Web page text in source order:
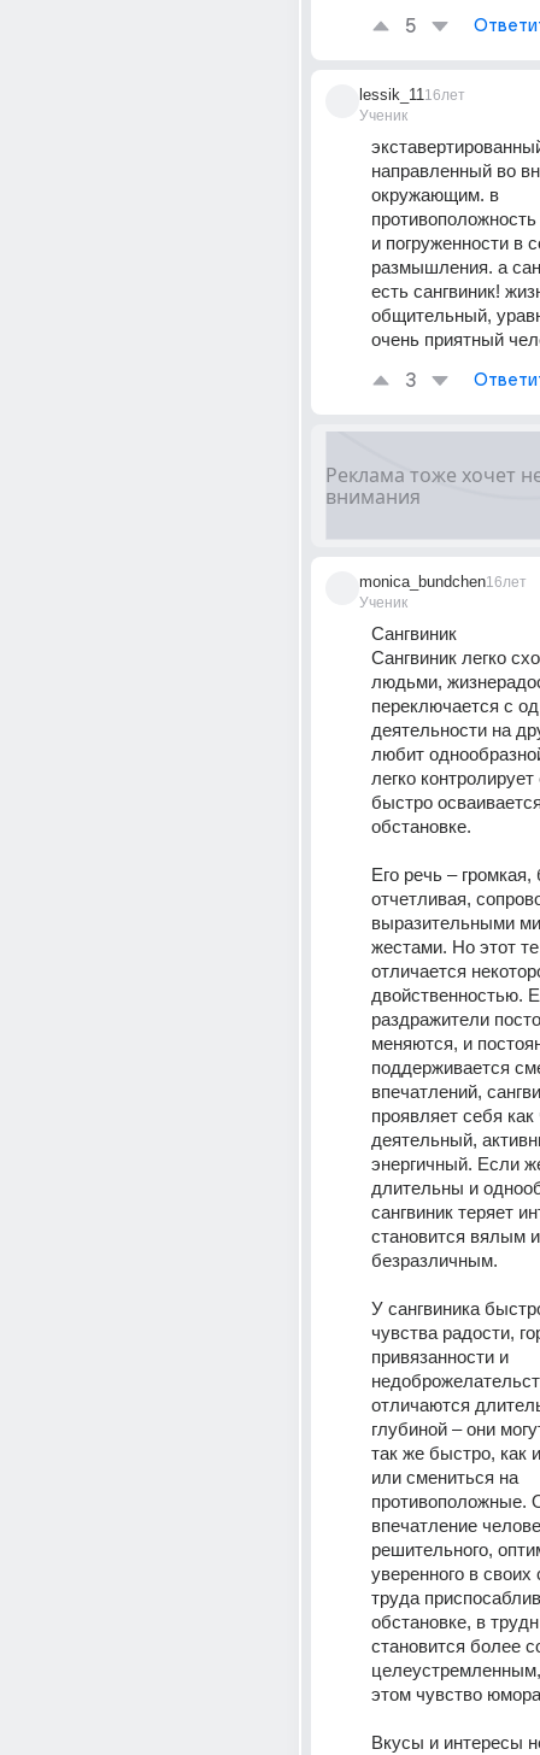
5
lessik_11
Ученик
16лет
направленный во
окружающим. в
и погруженности в
размышления. а
есть сангвиник!
общительный,
очень приятный
3
monica_bundchen
Ученик
16лет
Сангвиник
Сангвиник легко
людьми,
переключается с
деятельности на
любит
легко
быстро
обстановке.
Его речь –
отчетливая,
выразительными
жестами. Но этот
отличается
двойственностью.
раздражители
меняются, и
поддерживается
впечатлений,
проявляет себя как
деятельный,
энергичный. Если
длительны и
сангвиник теряет
становится вялым и
безразличным.
У сангвиника
чувства радости,
привязанности и
отличаются
глубиной – они
так же быстро, как
или смениться на
противоположные.
впечатление
решительного,
уверенного в своих
труда
обстановке, в
становится более
этом чувство
Вкусы и интересы